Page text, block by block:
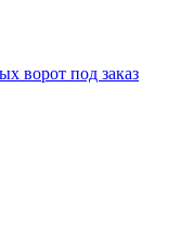
ворот под заказ